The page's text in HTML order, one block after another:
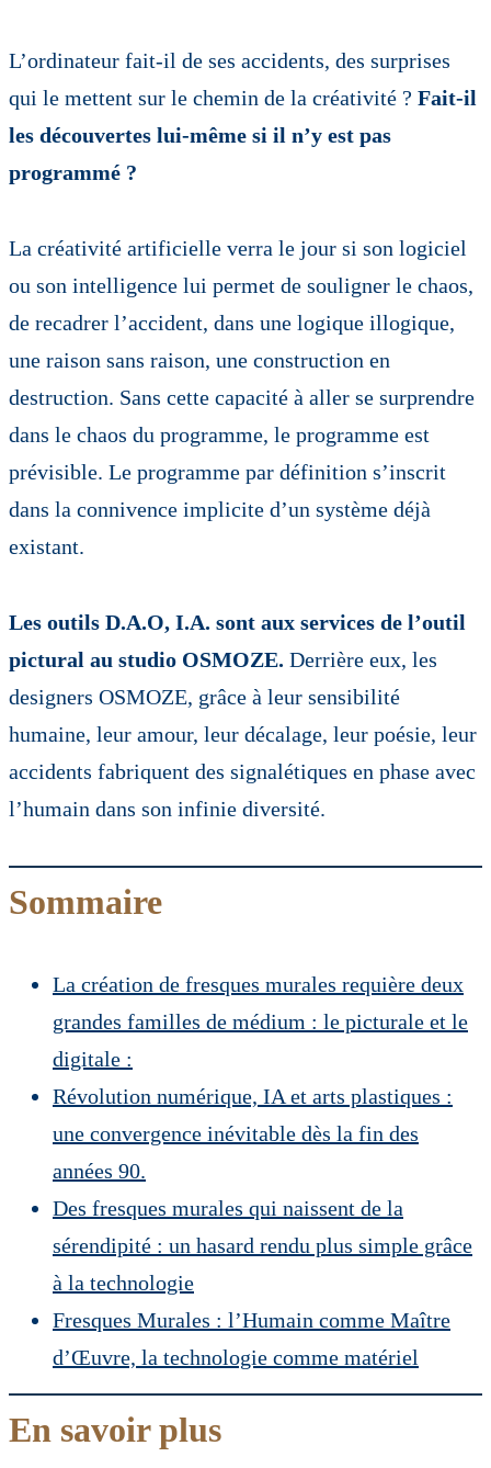
L’ordinateur fait-il de ses accidents, des surprises
qui le mettent sur le chemin de la créativité ? Fait-il
les découvertes lui-même si il n’y est pas
programmé ?
La créativité artificielle verra le jour si son logiciel
ou son intelligence lui permet de souligner le chaos,
de recadrer l’accident, dans une logique illogique,
une raison sans raison, une construction en
destruction. Sans cette capacité à aller se surprendre
dans le chaos du programme, le programme est
prévisible. Le programme par définition s’inscrit
dans la connivence implicite d’un système déjà
existant.
Les outils D.A.O, I.A. sont aux services de l’outil
pictural au studio OSMOZE. Derrière eux, les
designers OSMOZE, grâce à leur sensibilité
humaine, leur amour, leur décalage, leur poésie, leur
accidents fabriquent des signalétiques en phase avec
l’humain dans son infinie diversité.
Sommaire
La création de fresques murales requière deux
grandes familles de médium : le picturale et le
digitale :
Révolution numérique, IA et arts plastiques :
une convergence inévitable dès la fin des
années 90.
Des fresques murales qui naissent de la
sérendipité : un hasard rendu plus simple grâce
à la technologie
Fresques Murales : l’Humain comme Maître
d’Œuvre, la technologie comme matériel
En savoir plus